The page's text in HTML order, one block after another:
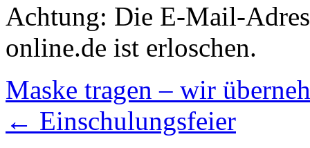
Achtung: Die E-Mail-
online.de ist erloschen.
Maske tragen – wir
← Einschulungsfeier